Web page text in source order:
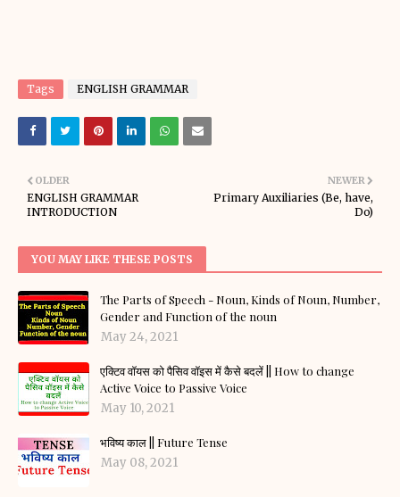
Tags ENGLISH GRAMMAR
NEWER
Primary Auxiliaries (Be, have,
Do)
OLDER
ENGLISH GRAMMAR
INTRODUCTION
YOU MAY LIKE THESE POSTS
The Parts of Speech - Noun, Kinds of Noun, Number,
Gender and Function of the noun
May 24, 2021
एक्टिव वॉयस को पैसिव वॉइस में कैसे बदलें || How to change
Active Voice to Passive Voice
May 10, 2021
भविष्य काल || Future Tense
May 08, 2021